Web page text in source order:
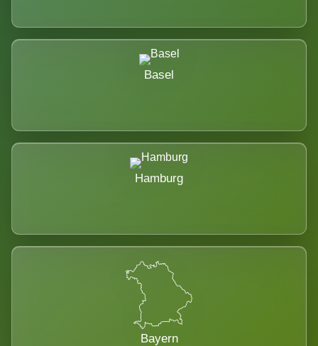
Basel
Hamburg
Bayern